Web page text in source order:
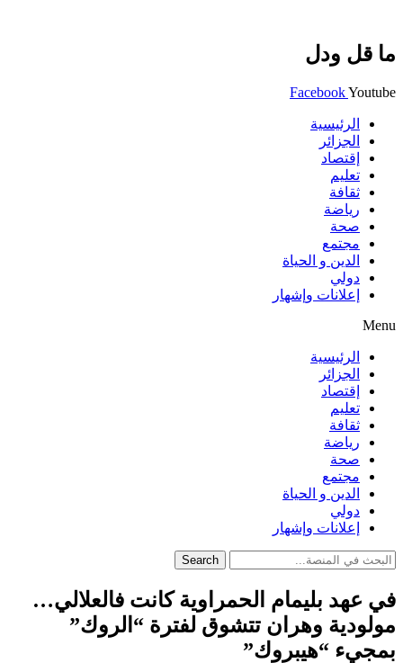
ما قل ودل
FacebookYoutube
الرئيسية
الجزائر
إقتصاد
تعليم
ثقافة
رياضة
صحة
مجتمع
الدين و الحياة
دولي
إعلانات وإشهار
Menu
الرئيسية
الجزائر
إقتصاد
تعليم
ثقافة
رياضة
صحة
مجتمع
الدين و الحياة
دولي
إعلانات وإشهار
Search
في عهد بليمام الحمراوية كانت فالعلالي…
مولودية وهران تتشوق لفترة “الروك”
بمجيء “هيبروك”